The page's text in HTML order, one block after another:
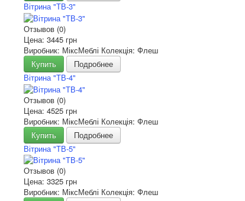
Вітрина "ТВ-3"
Отзывов (0)
Цена: 3445 грн
Виробник: МіксМеблі Колекція: Флеш
Купить
Подробнее
Вітрина "ТВ-4"
Отзывов (0)
Цена: 4525 грн
Виробник: МіксМеблі Колекція: Флеш
Купить
Подробнее
Вітрина "ТВ-5"
Отзывов (0)
Цена: 3325 грн
Виробник: МіксМеблі Колекція: Флеш